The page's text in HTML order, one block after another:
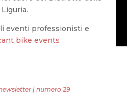
eventi professionisti e
bike events
| numero 29